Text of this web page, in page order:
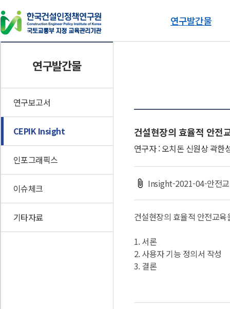
연구발간물
연구보고서
이슈체크
기타자료
연구발간물
연구보고서
CEPIK Insight
인포그래픽스
이슈체크
기타자료
건설현장의 효율적 안전
연구자 : 오치돈 신원상 곽한
Insight-2021-04-안전
건설현장의 효율적 안전교
1. 서론
2. 사용자 기능 정의서 작성
3. 결론